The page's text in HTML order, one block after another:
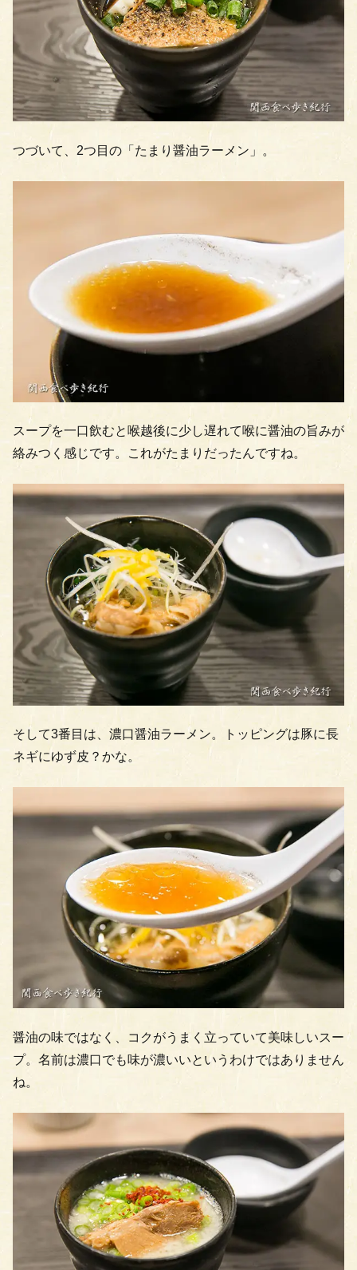
つづいて、2つ目の「たまり醤油ラーメン」。
スープを一口飲むと喉越後に少し遅れて喉に醤油の旨みが
絡みつく感じです。これがたまりだったんですね。
そして3番目は、濃口醤油ラーメン。トッピングは豚に長
ネギにゆず皮？かな。
醤油の味ではなく、コクがうまく立っていて美味しいスー
プ。名前は濃口でも味が濃いいというわけではありません
ね。